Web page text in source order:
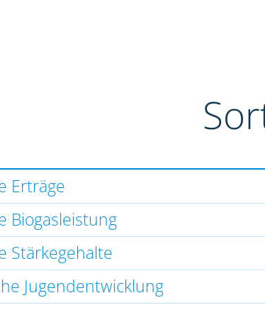
Erträge
Biogasleistung
Stärkegehalte
Jugendentwicklung